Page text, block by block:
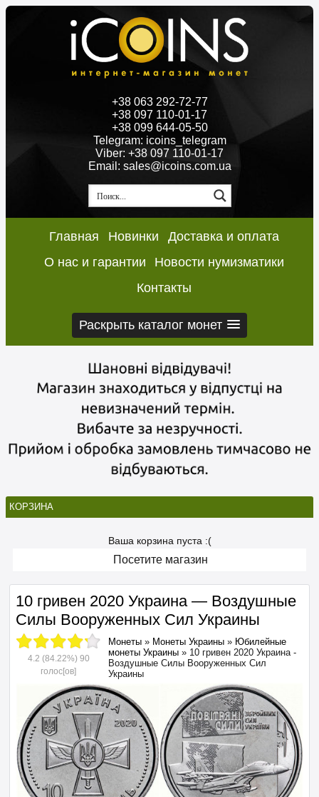
+38 063 292-72-77
+38 097 110-01-17
+38 099 644-05-50
Telegram: icoins_telegram
Viber: +38 097 110-01-17
Email: sales@icoins.com.ua
Главная Новинки
Доставка и оплата
О нас и гарантии
Новости нумизматики
Контакты
Раскрыть каталог монет
КОРЗИНА
Ваша корзина пуста :(
Посетите магазин
10 гривен 2020 Украина — Воздушные
Силы Вооруженных Сил Украины
4.2 (84.22%) 90
голос[ов]
Монеты » Монеты Украины » Юбилейные
монеты Украины » 10 гривен 2020 Украина -
Воздушные Силы Вооруженных Сил
Украины